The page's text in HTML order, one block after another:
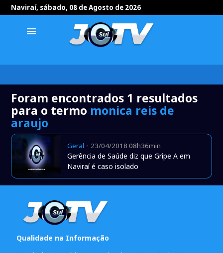
Naviraí, sábado, 08 de Agosto de 2026
menu
Foram encontrados 1 resultados
para o termo monica reis de
araujo
Geral - 23/04/2018 08h36min
Gerência de Saúde diz que Gripe A em
Naviraí é caso isolado
Qualidade na Informação